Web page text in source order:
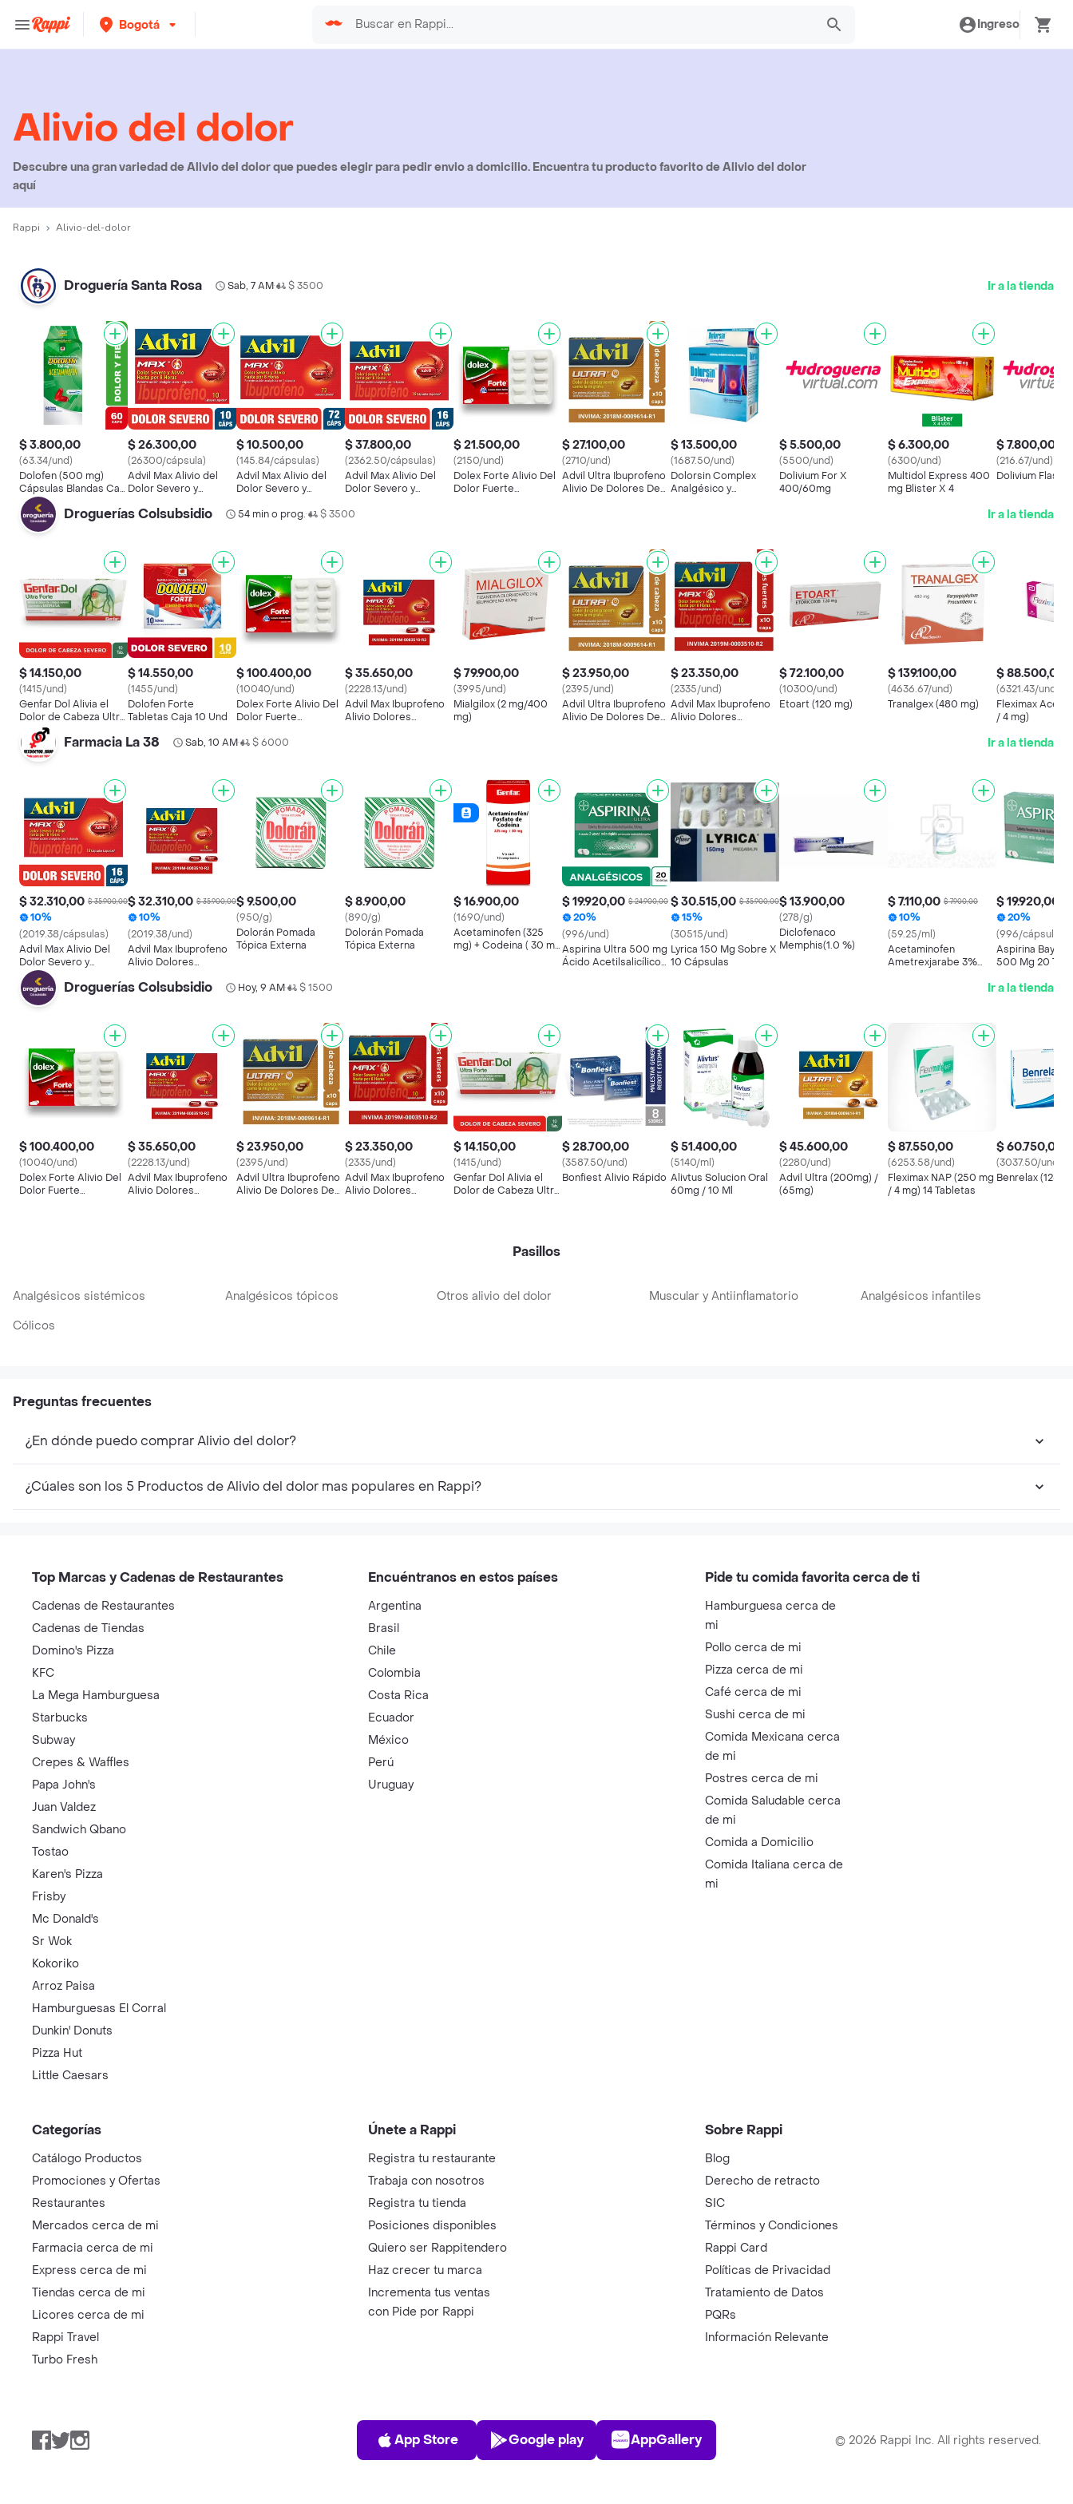
Bogotá Ingreso
Alivio del dolor
Descubre una gran variedad de Alivio del dolor que puedes elegir para pedir envio a domicilio. Encuentra tu producto favorito de Alivio del dolor
aquí
Rappi Alivio-del-dolor
Droguería Santa Rosa Sab, 7 AM• $ 3500 Ir a la tienda
$ 3.800,00
(63.34/und)
Dolofen (500 mg)
Cápsulas Blandas Caja
60 Und
$ 26.300,00
(26300/cápsula)
Advil Max Alivio del
Dolor Severo y
$ 10.500,00
(145.84/cápsulas)
Advil Max Alivio del
Dolor Severo y
$ 37.800,00
(2362.50/cápsulas)
Advil Max Alivio Del
Dolor Severo y
$ 21.500,00
(2150/und)
Dolex Forte Alivio Del
Dolor Fuerte
$ 27.100,00
(2710/und)
Advil Ultra Ibuprofeno
Alivio De Dolores De
$ 13.500,00
(1687.50/und)
Dolorsin Complex
Analgésico y
$ 5.500,00
(5500/und)
Dolivium For X
400/60mg
$ 6.300,00
(6300/und)
Multidol Express 400
mg Blister X 4
$ 7.800,00
(216.67/und)
Dolivium Flash
Droguerías Colsubsidio 54 min o prog.• $ 3500 Ir a la tienda
$ 14.150,00
(1415/und)
Genfar Dol Alivia el
Dolor de Cabeza Ultra
Forte
$ 14.550,00
(1455/und)
Dolofen Forte
Tabletas Caja 10 Und
$ 100.400,00
(10040/und)
Dolex Forte Alivio Del
Dolor Fuerte
mg/65 mg)
$ 35.650,00
(2228.13/und)
Advil Max Ibuprofeno
Alivio Dolores
$ 79.900,00
(3995/und)
Mialgilox (2 mg/400
mg)
$ 23.950,00
(2395/und)
Advil Ultra Ibuprofeno
Alivio De Dolores De
$ 23.350,00
(2335/und)
Advil Max Ibuprofeno
Alivio Dolores
$ 72.100,00
(10300/und)
Etoart (120 mg)
$ 139.100,00
(4636.67/und)
Tranalgex (480 mg)
$ 88.500,00
(6321.43/und)
Fleximax Ace
/ 4 mg)
Farmacia La 38 Sab, 10 AM• $ 6000 Ir a la tienda
$ 32.310,00 $ 35.900,00
10%
(2019.38/cápsulas)
Advil Max Alivio Del
Dolor Severo y
Prolongado
$ 32.310,00 $ 35.900,00
10%
(2019.38/und)
Advil Max Ibuprofeno
Alivio Dolores
Inflamacion X 16
$ 9.500,00
(950/g)
Dolorán Pomada
Tópica Externa
$ 8.900,00
(890/g)
Dolorán Pomada
Tópica Externa
$ 16.900,00
(1690/und)
Acetaminofen (325
mg) + Codeina ( 30 mg
$ 19.920,00 $ 24.900,00
20%
(996/und)
Aspirina Ultra 500 mg
Ácido Acetilsalicílico
$ 30.515,00 $ 35.900,00
15%
(30515/und)
Lyrica 150 Mg Sobre X
10 Cápsulas
$ 13.900,00
(278/g)
Diclofenaco
Memphis(1.0 %)
$ 7.110,00 $ 7.900,00
10%
(59.25/ml)
Acetaminofen
Ametrexjarabe 3%
$ 19.920,00
20%
(996/cápsulas)
Aspirina Bayer
500 Mg 20
Droguerías Colsubsidio Hoy, 9 AM• $ 1500 Ir a la tienda
$ 100.400,00
(10040/und)
Dolex Forte Alivio Del
Dolor Fuerte
$ 35.650,00
(2228.13/und)
Advil Max Ibuprofeno
Alivio Dolores
$ 23.950,00
(2395/und)
Advil Ultra Ibuprofeno
Alivio De Dolores De
$ 23.350,00
(2335/und)
Advil Max Ibuprofeno
Alivio Dolores
$ 14.150,00
(1415/und)
Genfar Dol Alivia el
Dolor de Cabeza Ultra
$ 28.700,00
(3587.50/und)
Bonfiest Alivio Rápido
$ 51.400,00
(5140/ml)
Alivtus Solucion Oral
60mg / 10 Ml
$ 45.600,00
(2280/und)
Advil Ultra (200mg) /
(65mg)
$ 87.550,00
(6253.58/und)
Fleximax NAP (250 mg
/ 4 mg) 14 Tabletas
$ 60.750,00
(3037.50/und)
Benrelax
Pasillos
Analgésicos sistémicos Analgésicos tópicos Otros alivio del dolor Muscular y Antiinflamatorio
Analgésicos infantiles
Cólicos
Preguntas frecuentes
¿En dónde puedo comprar Alivio del dolor?
¿Cúales son los 5 Productos de Alivio del dolor mas populares en Rappi?
Top Marcas y Cadenas de Restaurantes
Cadenas de Restaurantes
Cadenas de Tiendas
Domino's Pizza
KFC
La Mega Hamburguesa
Starbucks
Subway
Crepes & Waffles
Papa John's
Juan Valdez
Sandwich Qbano
Tostao
Karen's Pizza
Frisby
Mc Donald's
Sr Wok
Kokoriko
Arroz Paisa
Hamburguesas El Corral
Dunkin' Donuts
Pizza Hut
Little Caesars
Encuéntranos en estos países
Argentina
Brasil
Chile
Colombia
Costa Rica
Ecuador
México
Perú
Uruguay
Pide tu comida favorita cerca de ti
Hamburguesa cerca de
mi
Pollo cerca de mi
Pizza cerca de mi
Café cerca de mi
Sushi cerca de mi
Comida Mexicana cerca
de mi
Postres cerca de mi
Comida Saludable cerca
de mi
Comida a Domicilio
Comida Italiana cerca de
mi
Categorías
Catálogo Productos
Promociones y Ofertas
Restaurantes
Mercados cerca de mi
Farmacia cerca de mi
Express cerca de mi
Tiendas cerca de mi
Licores cerca de mi
Rappi Travel
Turbo Fresh
Únete a Rappi
Registra tu restaurante
Trabaja con nosotros
Registra tu tienda
Posiciones disponibles
Quiero ser Rappitendero
Haz crecer tu marca
Incrementa tus ventas
con Pide por Rappi
Sobre Rappi
Blog
Derecho de retracto
SIC
Términos y Condiciones
Rappi Card
Políticas de Privacidad
Tratamiento de Datos
PQRs
Información Relevante
Facebook
TwitterInstagram
App Store
App Store
Play Store
Google play
AppGallery
AppGallery © 2026 Rappi Inc. All rights reserved.